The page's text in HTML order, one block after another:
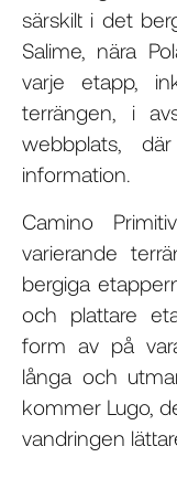
särskilt i det
Salime, nära
varje etapp,
terrängen, i
webbplats,
information.
Camino
varierande
bergiga
och plattare
form av på
långa och
kommer Lugo,
vandringen